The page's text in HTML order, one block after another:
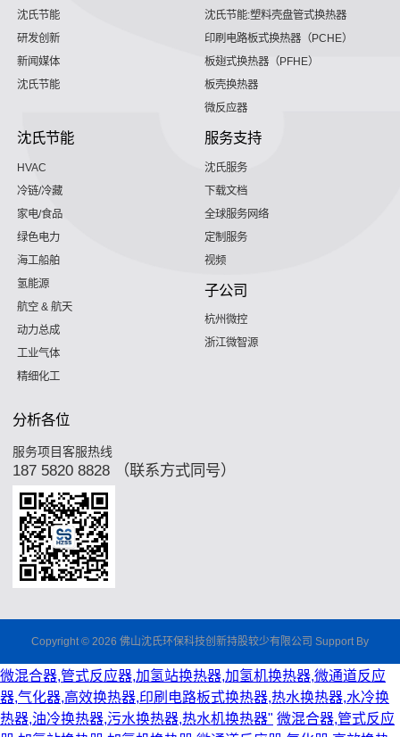
沈氏节能
研发创新
新闻媒体
沈氏节能
沈氏节能:塑料壳盘管式换热器
印刷电路板式换热器（PCHE）
板翅式换热器（PFHE）
板壳换热器
微反应器
沈氏节能
HVAC
冷链/冷藏
家电/食品
绿色电力
海工船舶
氢能源
航空 & 航天
动力总成
工业气体
精细化工
服务支持
沈氏服务
下载文档
全球服务网络
定制服务
视频
子公司
杭州微控
浙江微智源
分析各位
服务项目客服热线
187 5820 8828 （联系方式同号）
Copyright © 2026 佛山沈氏环保科技创新持股较少有限公司 Support By
微混合器,管式反应器,加氢站换热器,加氢机换热器,微通道反应
器,气化器,高效换热器,印刷电路板式换热器,热水换热器,水冷换
热器,油冷换热器,污水换热器,热水机换热器" 微混合器,管式反应